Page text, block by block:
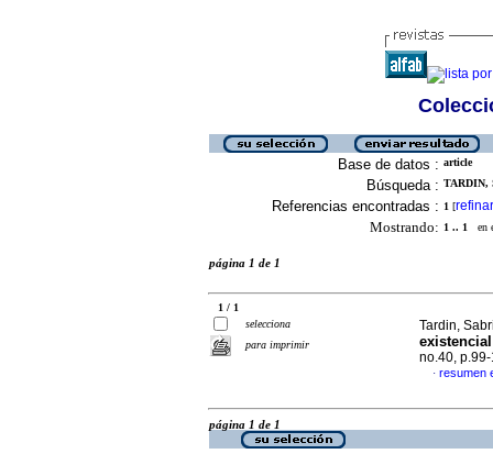
Base de datos : article
Búsqueda : TARDIN,
Referencias encontradas : 1 [refinar
Mostrando: 1 .. 1 en
página 1 de 1
1 / 1
selecciona
para imprimir
Tardin,
no.40,
· resumen
página 1 de 1